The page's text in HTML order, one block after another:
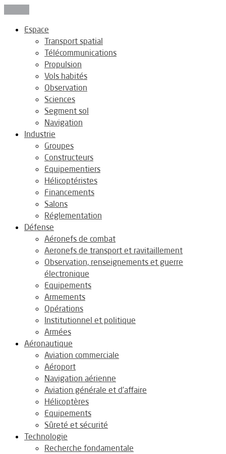
Espace
Transport spatial
Télécommunications
Propulsion
Vols habités
Observation
Sciences
Segment sol
Navigation
Industrie
Groupes
Constructeurs
Equipementiers
Hélicoptéristes
Financements
Salons
Réglementation
Défense
Aéronefs de combat
Aeronefs de transport et ravitaillement
Observation, renseignements et guerre
électronique
Equipements
Armements
Opérations
Institutionnel et politique
Armées
Aéronautique
Aviation commerciale
Aéroport
Navigation aérienne
Aviation générale et d’affaire
Hélicoptères
Equipements
Sûreté et sécurité
Technologie
Recherche fondamentale